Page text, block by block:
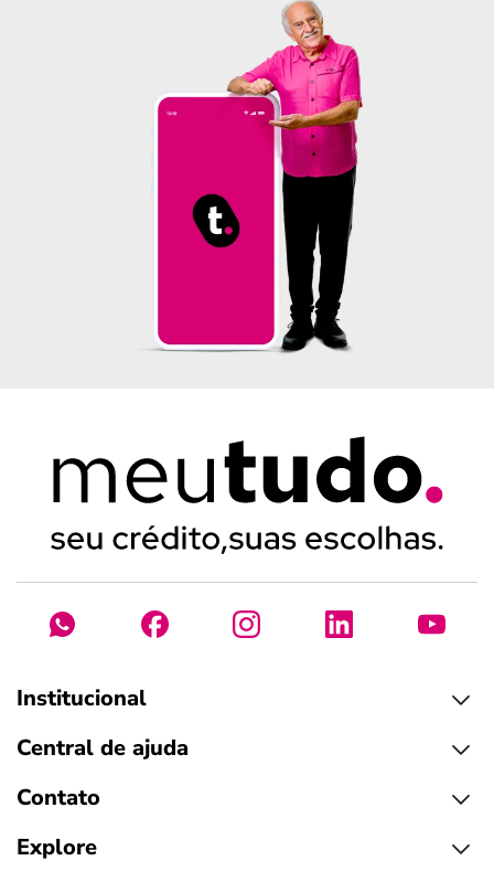
Institucional
Central de ajuda
Contato
Explore